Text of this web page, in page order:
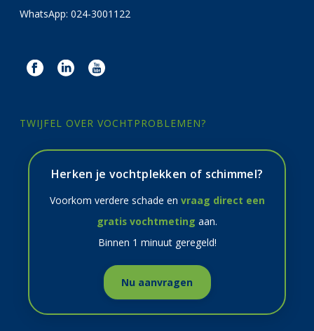
WhatsApp: 024-3001122
TWIJFEL OVER VOCHTPROBLEMEN?
Herken je vochtplekken of schimmel?
Voorkom verdere schade en vraag direct een
gratis vochtmeting aan.
Binnen 1 minuut geregeld!
Nu aanvragen